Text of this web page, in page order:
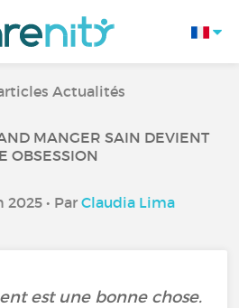
Actualités
MANGER SAIN DEVIENT
OBSESSION
• Par Claudia Lima
est une bonne chose.